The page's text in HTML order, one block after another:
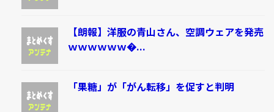
【朗報】洋服の青山さん、空調ウェアを発売
ｗｗｗｗｗｗ�...
「果糖」が「がん転移」を促すと判明